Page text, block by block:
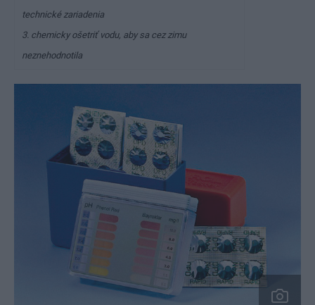
technické zariadenia
3. chemicky ošetriť vodu, aby sa cez zimu
neznehodnotila